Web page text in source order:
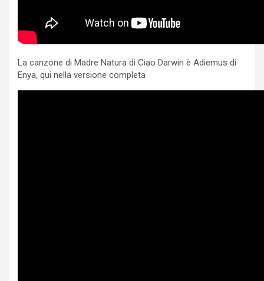
La canzone di Madre Natura di Ciao Darwin è Adiemus di
Enya, qui nella versione completa